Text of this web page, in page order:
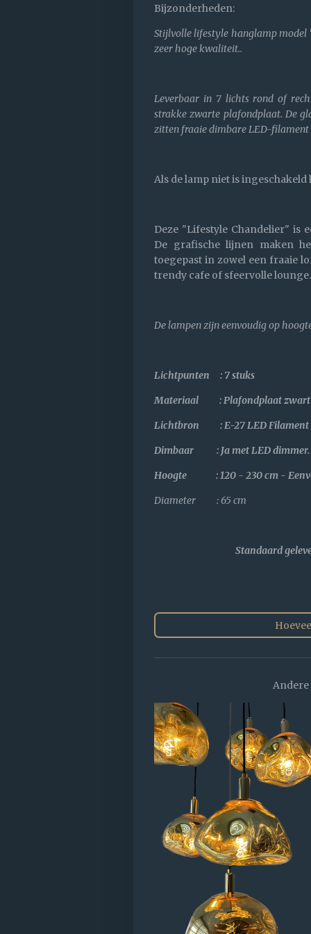
Bijzonderheden:
Stijlvolle lifestyle hanglamp
zeer hoge kwaliteit..
Leverbaar in 7 lichts rond of
strakke zwarte plafondplaat. De
zitten fraaie dimbare LED-
Als de lamp niet is
Deze "Lifestyle Chandelier" is
De grafische lijnen maken
toegepast in zowel een fraaie
trendy cafe of sfeervolle
De lampen zijn eenvoudig op
Lichtpunten : 7 stuks
Materiaal : Plafondplaat zwart
Lichtbron : E-27 LED Filament
Dimbaar : Ja met LED dimmer.
Hoogte : 120 - 230 cm -
Diameter : 65 cm
Standaard
Andere